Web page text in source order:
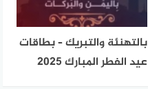
بالتهنئة والتبريك – بطاقات
عيد الفطر المبارك 2025